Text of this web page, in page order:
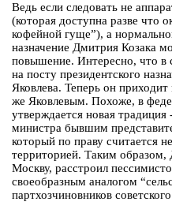
Ведь если следовать не
(которая доступна разве что
кофейной гуще”), а
назначение Дмитрия Козака
повышение. Интересно, что в
на посту президентского
Яковлева. Теперь он
же Яковлевым. Похоже, в
утверждается новая традиция
министра бывшим
который по праву считается
территорией. Таким
Москву, расстроил
своеобразным аналогом
партхозчиновников